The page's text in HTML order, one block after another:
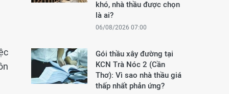
khó, nhà thầu được chọn
là ai?
06/08/2026 07:00
Gói thầu xây đường tại
KCN Trà Nóc 2 (Cần
Thơ): Vì sao nhà thầu giá
thấp nhất phản ứng?